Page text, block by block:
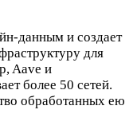
данным и создает
для
Aave и
более 50 сетей.
обработанных ею